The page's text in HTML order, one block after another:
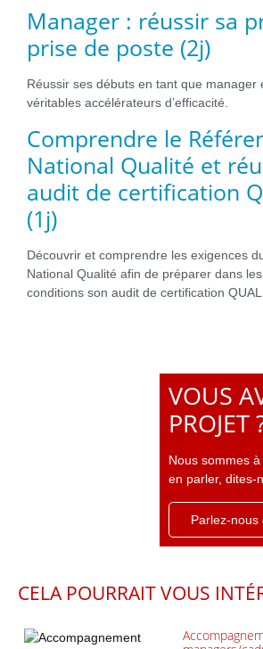
Manager : réussir sa
prise de poste (2j)
Réussir ses débuts en tant que manager
véritables accélérateurs d’efficacité.
Comprendre le
National Qualité et
audit de certification
(1j)
Découvrir et comprendre les exigences
National Qualité afin de préparer dans
conditions son audit de certification
VOUS
PROJET
Nous sommes
en parler, dites-
Parlez-
CELA POURRAIT VOUS